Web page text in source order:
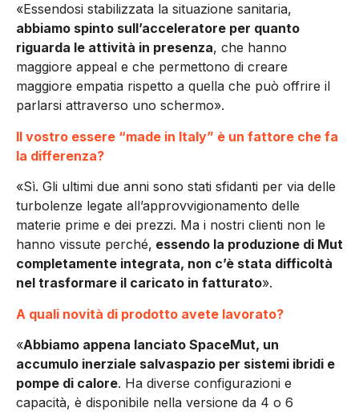
«Essendosi stabilizzata la situazione sanitaria,
abbiamo spinto sull’acceleratore per quanto
riguarda le attività in presenza, che hanno
maggiore appeal e che permettono di creare
maggiore empatia rispetto a quella che può offrire il
parlarsi attraverso uno schermo».
Il vostro essere “made in Italy” è un fattore che fa
la differenza?
«Sì. Gli ultimi due anni sono stati sfidanti per via delle
turbolenze legate all’approvvigionamento delle
materie prime e dei prezzi. Ma i nostri clienti non le
hanno vissute perché, essendo la produzione di Mut
completamente integrata, non c’è stata difficoltà
nel trasformare il caricato in fatturato».
A quali novità di prodotto avete lavorato?
«Abbiamo appena lanciato SpaceMut, un
accumulo inerziale salvaspazio per sistemi ibridi e
pompe di calore. Ha diverse configurazioni e
capacità, è disponibile nella versione da 4 o 6